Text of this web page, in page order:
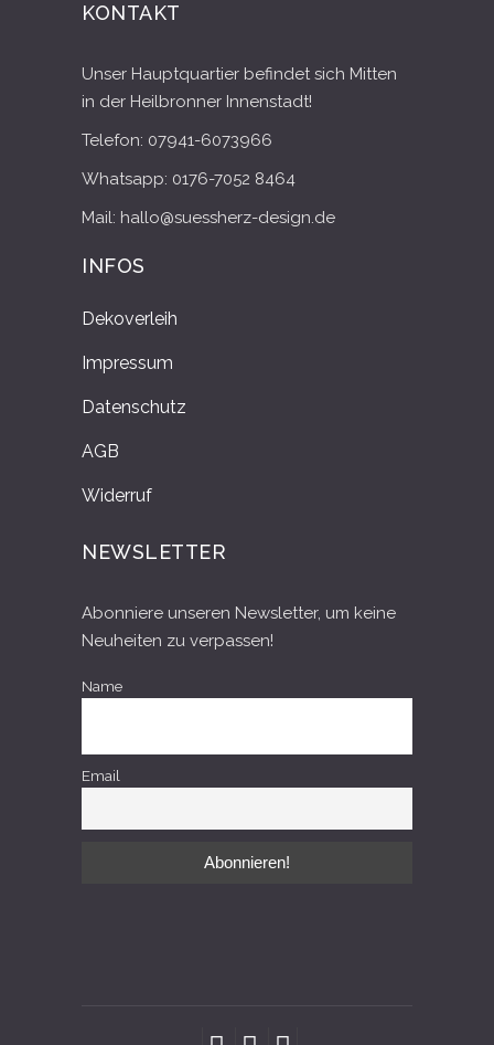
KONTAKT
Unser Hauptquartier befindet sich Mitten
in der Heilbronner Innenstadt!
Telefon: 07941-6073966
Whatsapp: 0176-7052 8464
Mail: hallo@suessherz-design.de
INFOS
Dekoverleih
Impressum
Datenschutz
AGB
Widerruf
NEWSLETTER
Abonniere unseren Newsletter, um keine
Neuheiten zu verpassen!
Name
Email